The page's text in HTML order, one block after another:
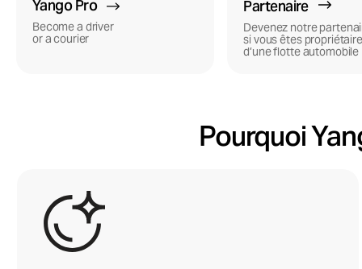
Yango Pro
Become a driver
or a courier
Partenaire
Devenez notre
si vous êtes propriétaire
d’une flotte automobile
Pourquoi